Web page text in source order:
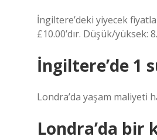
İngiltere’deki yiyecek
£10.00’dır. Düşük/yüksek:
İngiltere’de 1
Londra’da yaşam maliyeti
Londra’da bir